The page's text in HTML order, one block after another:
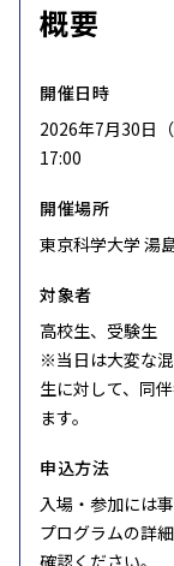
概要
開催日時
2026年7月30日
17:00
開催場所
東京科学大学 湯
対象者
高校生、受験生
※当日は大変な
生に対して、同
ます。
申込方法
入場・参加には
プログラムの詳